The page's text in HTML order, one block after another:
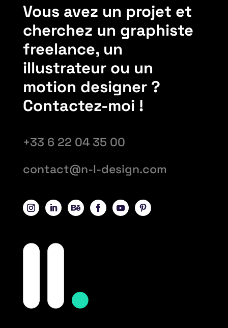
Vous avez un projet et
cherchez un graphiste
freelance, un
illustrateur ou un
motion designer ?
Contactez-moi !
+33 6 22 04 35 00
contact@n-l-design.com